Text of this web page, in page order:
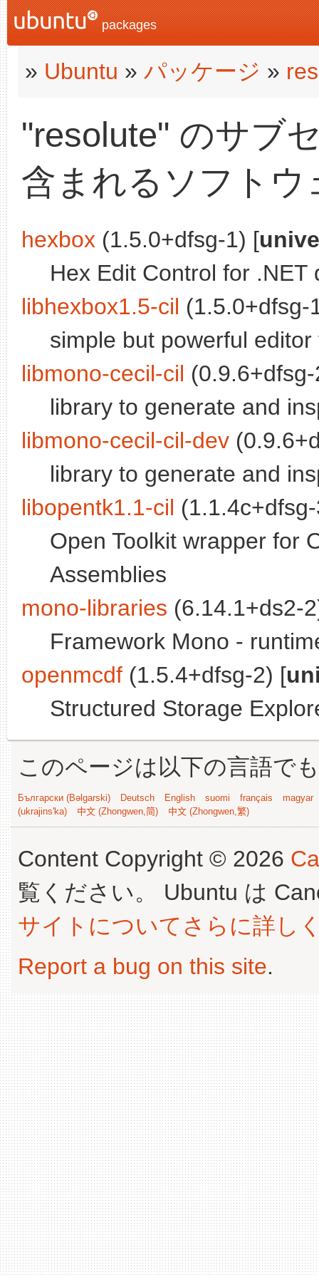
packages
» Ubuntu » パッケージ »
"resolute" のサブ
含まれるソフトウ
hexbox (1.5.0+dfsg-1) [
Hex Edit Control for .NET
libhexbox1.5-cil (1.5.0+dfsg-
simple but powerful
libmono-cecil-cil
library to generate and
libmono-cecil-cil-dev
library to generate and
libopentk1.1-cil
Open Toolkit wrapper for
Assemblies
mono-libraries (6.14.1+ds2-
Framework Mono -
openmcdf (1.5.4+dfsg-2) [
Structured Storage
このページは以下の言語で
Български (Bəlgarski) Deutsch English suomi français
magyar
(ukrajins'ka)
中文 (Zhongwen,简) 中文 (Zhongwen,繁)
Content Copyright © 2026
覧ください。 Ubuntu は
サイトについてさらに詳し
Report a bug on this site.